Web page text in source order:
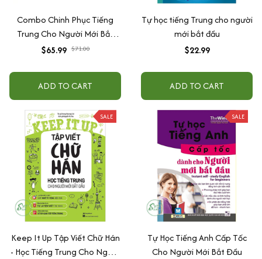
Combo Chinh Phục Tiếng
Trung Cho Người Mới Bắt
Đầu - Combo Sách Giáo Trình
Và Bài Tập (Bộ 2 Cuốn) + Tự
học phát âm Tiếng Trung cho
người mới bắt đầu
$65.99 $71.00
ADD TO CART
Tự học tiếng Trung cho người
mới bắt đầu
$22.99
ADD TO CART
SALE
Keep It Up Tập Viết Chữ Hán
- Học Tiếng Trung Cho Người
SALE
Tự Học Tiếng Anh Cấp Tốc
Cho Người Mới Bắt Đầu